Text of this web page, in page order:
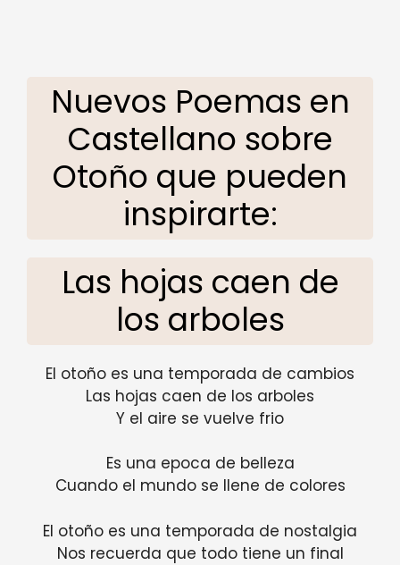
Nuevos Poemas en
Castellano sobre
Otoño que pueden
inspirarte:
Las hojas caen de
los arboles
El otoño es una temporada de cambios
Las hojas caen de los arboles
Y el aire se vuelve frio
Es una epoca de belleza
Cuando el mundo se llene de colores
El otoño es una temporada de nostalgia
Nos recuerda que todo tiene un final